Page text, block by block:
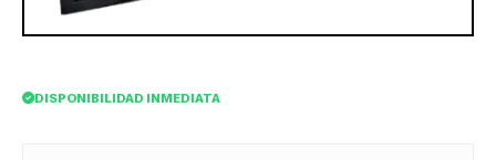
DISPONIBILIDAD INMEDIATA